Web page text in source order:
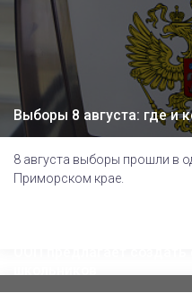
Выборы 8 августа: где и
8 августа выборы прошли в
Приморском крае.